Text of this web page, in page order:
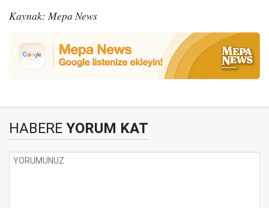
Kaynak: Mepa News
HABERE YORUM KAT